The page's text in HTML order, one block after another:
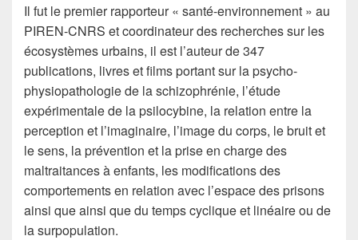
Il fut le premier rapporteur « santé-environnement » au
PIREN-CNRS et coordinateur des recherches sur les
écosystèmes urbains, il est l’auteur de 347
publications, livres et films portant sur la psycho-
physiopathologie de la schizophrénie, l’étude
expérimentale de la psilocybine, la relation entre la
perception et l’imaginaire, l’image du corps, le bruit et
le sens, la prévention et la prise en charge des
maltraitances à enfants, les modifications des
comportements en relation avec l’espace des prisons
ainsi que ainsi que du temps cyclique et linéaire ou de
la surpopulation.